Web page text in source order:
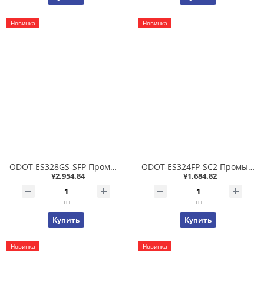
Новинка
ODOT-ES328GS-SFP Промышленный управляемый L2 коммутатор 2x100/1000 SFP + 8x10/100/1000T, фабрика 38Гб/с, LACP, STP/RSTP/MSTP, ERPS, GVRP, IP40 -40..+85С
¥2,954.84
шт
Купить
Новинка
ODOT-ES324FP-SC2 Промышленный неуправляемый коммутатор 4x10/100T PoE 802.3af/at 15/30Вт + 2x100FX SC MM до 2 км, фабрика 3.4Гб/с, IP40 -40..+85С
¥1,684.82
шт
Купить
Новинка Новинка